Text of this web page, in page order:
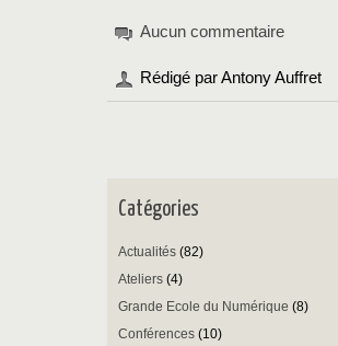
Aucun commentaire
Rédigé par Antony Auffret
Catégories
Actualités (82)
Ateliers (4)
Grande Ecole du Numérique (8)
Conférences (10)